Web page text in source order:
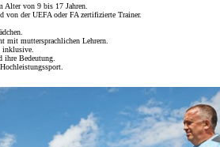
Alter von 9 bis 17 Jahren.
von der UEFA oder FA zertifizierte Trainer.
mit muttersprachlichen Lehrern.
inklusive.
ihre Bedeutung.